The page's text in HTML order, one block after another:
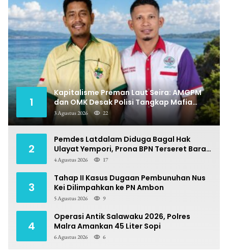
1
Kapitalisme Preman Laut Seira: AMGPM
dan OMK Desak Polisi Tangkap Mafia
Pungli
3 Agustus 2026 22
2
Pemdes Latdalam Diduga Bagal Hak
Ulayat Yempori, Prona BPN Terseret Bara
Sengketa
4 Agustus 2026 17
3
Tahap II Kasus Dugaan Pembunuhan Nus
Kei Dilimpahkan ke PN Ambon
5 Agustus 2026 9
4
Operasi Antik Salawaku 2026, Polres
Malra Amankan 45 Liter Sopi
6 Agustus 2026 6